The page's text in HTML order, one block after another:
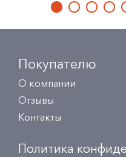
Покупателю
О компании
Отзывы
Контакты
Политика